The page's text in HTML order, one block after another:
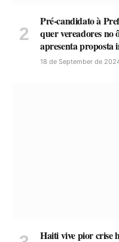
Pré-candidato à
quer vereadores
apresenta proposta
18 de September de
Haiti vive pior crise